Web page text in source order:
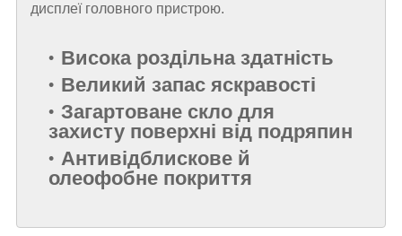
дисплеї головного пристрою.
Висока роздільна здатність
Великий запас яскравості
Загартоване скло для
захисту поверхні від подряпин
Антивідблискове й
олеофобне покриття